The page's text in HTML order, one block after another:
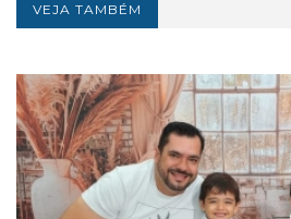
VEJA TAMBÉM